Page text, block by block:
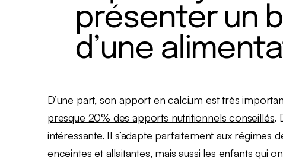
présenter un
d’une
D’une part, son apport en calcium est très
presque 20% des apports nutritionnels conseillés.
intéressante. Il s’adapte parfaitement aux
enceintes et allaitantes, mais aussi les enfants qui